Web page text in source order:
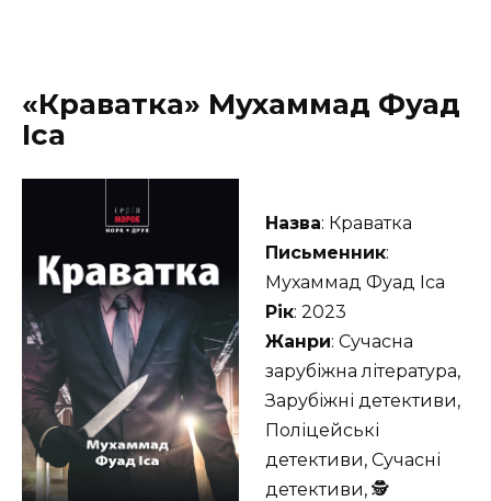
«Краватка» Мухаммад Фуад
Іса
Назва: Краватка
Письменник:
Мухаммад Фуад Іса
Рік: 2023
Жанри: Сучасна
зарубіжна література,
Зарубіжні детективи,
Поліцейські
детективи, Сучасні
детективи, 🕵